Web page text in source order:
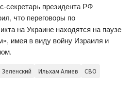
секретарь президента РФ
что переговоры по
на Украине находятся на паузе
имея в виду войну Израиля и
Ильхам Алиев
СВО